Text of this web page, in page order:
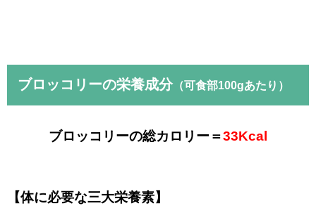
ブロッコリーの栄養成分（可食部100gあたり）
ブロッコリーの総カロリー＝33Kcal
【体に必要な三大栄養素】